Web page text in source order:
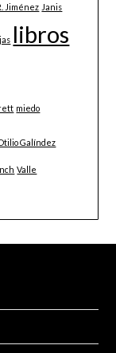
Jiménez Janis
libros
miedo
Galíndez
Valle